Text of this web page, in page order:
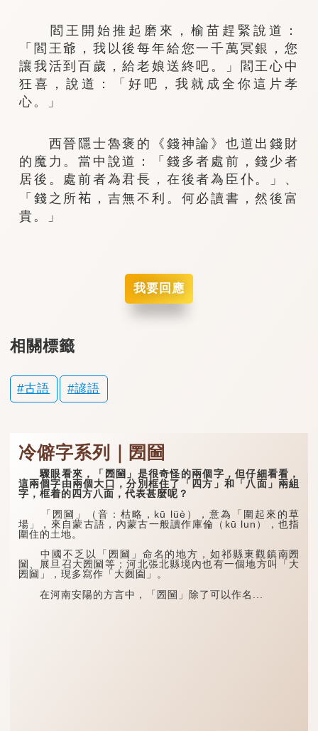
閻王開始推起磨來，榆苗趕緊說道：
「閻王爺，我以後每年給您一千萬冥銀，您
讓我活到百歲，給老娘送終吧。」閻王心中
狂喜，說道：「好吧，我就成全你這片孝
心。」
西晉隱士魯褒的《錢神論》也道出錢財
的魔力。當中說道：「錢多者處前，錢少者
居後。處前者為君長，在後者為臣仆。」、
「錢之所𧙗，吉無不利。何必讀書，然後富
貴。」
我要回應
相關標籤
古語 諺語
冷僻字系列｜圐圙
驟眼看來，「圐圙」是很奇怪的兩個字，但仔細看看，
這兩個字由兩個大口，分別框住了「四方」和「八面」兩組
字，框着的四方八面，代表甚麼呢？
「圐圙」（音：枯略，kū lüè），意為「圍起來的草
場」，來自蒙古語，內蒙古一般讀作庫倫（kū lun），也指
圍住的土地。
中國不乏以「圐圙」命名的地方，如祁縣東觀鎮南圐
圙、展旦召大圐圙等；河北張北縣境內也有一個地方叫「大
圐圙」，現多寫作「大囫圇」。
在河南安陽的方言中，「圐圙」除了可以作名...